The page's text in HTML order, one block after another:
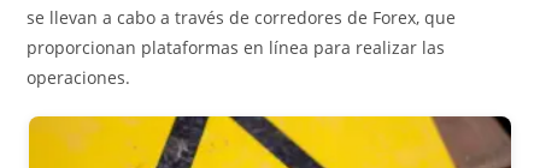
se llevan a cabo a través de corredores de Forex, que
proporcionan plataformas en línea para realizar las
operaciones.